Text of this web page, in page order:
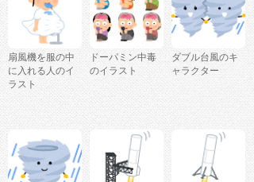
扇風機を服の中
に入れる人のイ
ラスト
ドーパミン中毒
のイラスト
ダブル台風のキ
ャラクター